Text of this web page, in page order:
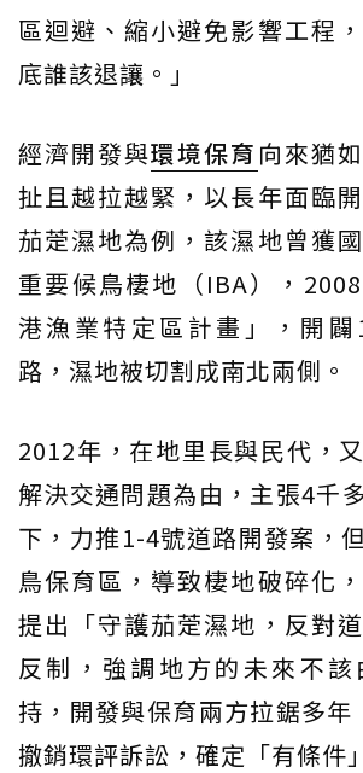
區迴避、縮小避免影響工程
底誰該退讓。」
經濟開發與環境保育 向來猶
扯且越拉越緊，以長年面臨
茄萣濕地為例，該濕地曾獲
重要候鳥棲地（IBA），
港漁業特定區計畫」，開
路，濕地被切割成南北兩側。
2012年，在地里長與民代，
解決交通問題為由，主張4千
下，力推1-4號道路開發案，
鳥保育區，導致棲地破碎化
提出「守護茄萣濕地，反對
反制，強調地方的未來不
持，開發與保育兩方拉鋸多年
撤銷環評訴訟，確定「有條件